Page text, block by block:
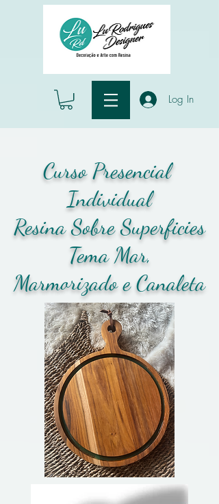
Log In
Curso Presencial
Individual
Resina Sobre Superficies
Tema Mar,
Marmorizado e Canaleta